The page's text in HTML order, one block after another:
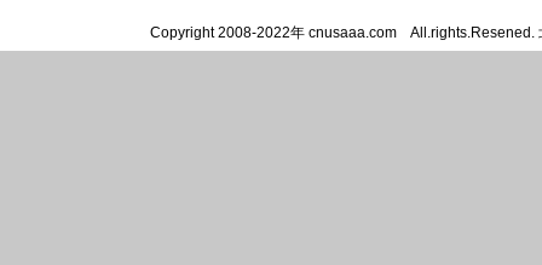
Copyright 2008-2022年 cnusaaa.com All.rights.Resened.